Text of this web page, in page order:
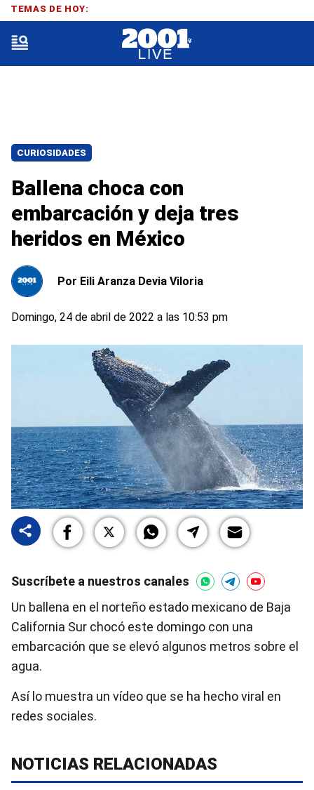
CURIOSIDADES
Ballena choca con
embarcación y deja tres
heridos en México
Por Eili Aranza Devia Viloria
Domingo, 24 de abril de 2022 a las 10:53 pm
Suscríbete a nuestros canales
Un ballena en el norteño estado mexicano de Baja
California Sur chocó este domingo con una
embarcación que se elevó algunos metros sobre el
agua.
Así lo muestra un vídeo que se ha hecho viral en
redes sociales.
NOTICIAS RELACIONADAS
TEMAS DE HOY: